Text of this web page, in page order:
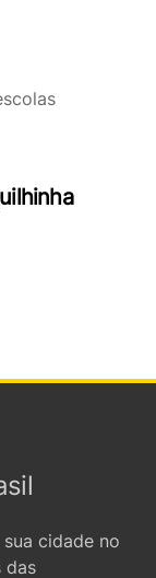
cidade no
das